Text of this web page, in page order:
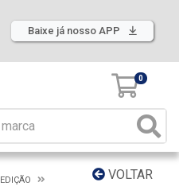
Baixe já nosso APP
0
VOLTAR